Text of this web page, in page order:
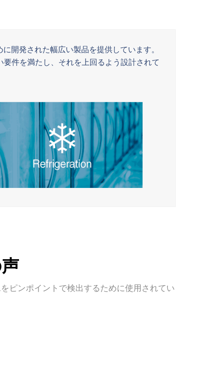
開発された幅広い製品を提供しています。
件を満たし、それを上回るよう設計されて
ピンポイントで検出するために使用されてい